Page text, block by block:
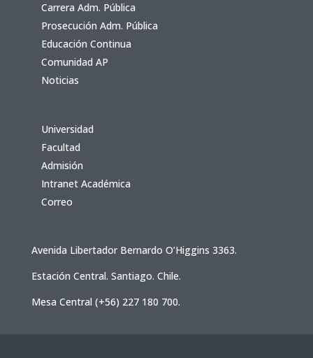
Carrera Adm. Pública
Prosecución Adm. Pública
Educación Continua
Comunidad AP
Noticias
Universidad
Facultad
Admisión
Intranet Académica
Correo
Avenida Libertador Bernardo O’Higgins 3363.
Estación Central. Santiago. Chile.
Mesa Central (+56) 227 180 700.